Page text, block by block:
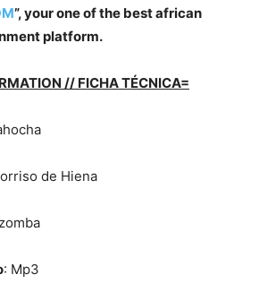
”, your one of the best african
platform.
// FICHA TÉCNICA=
de Hiena
: Mp3